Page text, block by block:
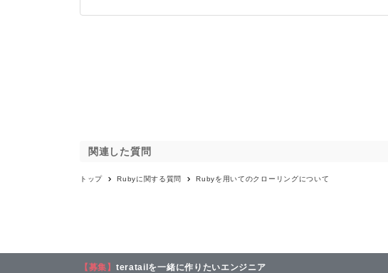
関連した質問
トップ Rubyに関する質問 Rubyを用いてのクローリングについて
【募集】 teratailを一緒に作りたいエンジニア